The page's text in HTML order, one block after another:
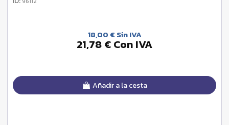
18,00 € Sin IVA
21,78 € Con IVA
Añadir a la cesta